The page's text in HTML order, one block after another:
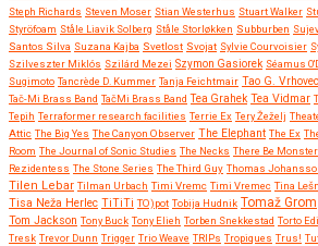
Steph Richards Steven Moser Stian Westerhus Stuart Walker
Styröfoam Ståle Liavik Solberg Ståle Storløkken Subburben
Santos Silva Suzana Kajba Svetlost Svojat Sylvie Courvoisier
Szilveszter Miklós Szilárd Mezei Szymon Gasiorek Séamus
Sugimoto Tancrède D. Kummer Tanja Feichtmair Tao G.
Tač-Mi Brass Band TačMi Brass Band Tea Grahek Tea Vidmar
Tepih Terraformer research facilities Terrie Ex Tery Žeželj
Attic The Big Yes The Canyon Observer The Elephant The Ex
Room The Journal of Sonic Studies The Necks There Be
Rezidentess The Stone Series The Third Guy Thomas
Tilen Lebar Tilman Urbach Timi Vremc Timi Vremec Tina
Tisa Neža Herlec TiTiTi TO)pot Tobija Hudnik Tomaž Grom
Tom Jackson Tony Buck Tony Elieh Torben Snekkestad Torto
Tresk Trevor Dunn Trigger Trio Weave TRIPs Tropiques Trus!